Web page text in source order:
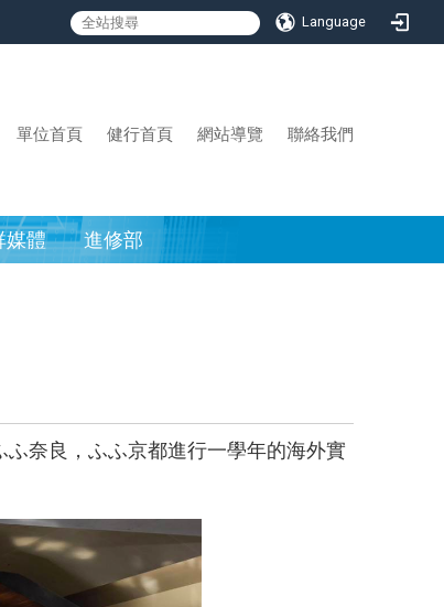
Language
單位首頁 健行首頁 網站導覽 聯絡我們
媒體 進修部
ふ奈良，ふふ京都進行一學年的海外實